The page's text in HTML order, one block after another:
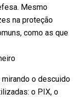
Mesmo
na proteção
como as que
o descuido
o PIX, o